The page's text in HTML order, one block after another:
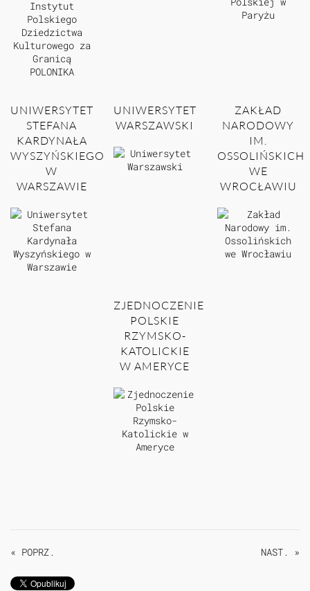
UNIWERSYTET
STEFANA
KARDYNAŁA
WYSZYŃSKIEGO
W
WARSZAWIE
UNIWERSYTET
WARSZAWSKI
ZAKŁAD
NARODOWY
IM.
OSSOLIŃSKICH
WE
WROCŁAWIU
ZJEDNOCZENIE
POLSKIE
RZYMSKO-
KATOLICKIE
W AMERYCE
« POPRZ. NAST. »